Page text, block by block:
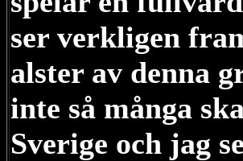
ser verkligen
alster av denna
inte så många
Sverige och jag